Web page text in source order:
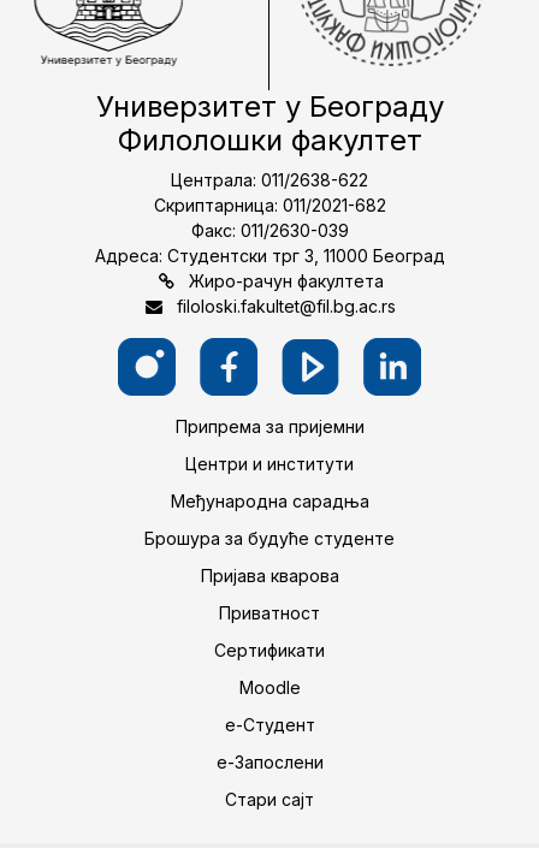
Универзитет у Београду
Филолошки факултет
Централа: 011/2638-622
Скриптарница: 011/2021-682
Факс: 011/2630-039
Адреса: Студентски трг 3, 11000 Београд
Жиро-рачун факултета
filoloski.fakultet@fil.bg.ac.rs
Припрема за пријемни
Центри и институти
Међународна сарадња
Брошура за будуће студенте
Пријава кварова
Приватност
Сертификати
Moodle
е-Студент
е-Запослени
Стари сајт